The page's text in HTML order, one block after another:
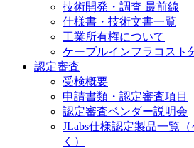
技術開発・調査 最前線
仕様書・技術文書一覧
工業所有権について
ケーブルインフラコスト
認定審査
受検概要
申請書類・認定審査項目
認定審査ベンダー説明会
JLabs仕様認定製品一覧
く）